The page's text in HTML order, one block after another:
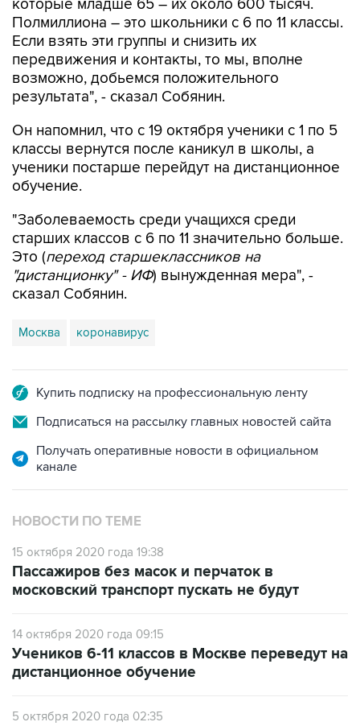
которые младше 65 – их около 600 тысяч.
Полмиллиона – это школьники с 6 по 11 классы.
Если взять эти группы и снизить их
передвижения и контакты, то мы, вполне
возможно, добьемся положительного
результата", - сказал Собянин.
Он напомнил, что с 19 октября ученики с 1 по 5
классы вернутся после каникул в школы, а
ученики постарше перейдут на дистанционное
обучение.
"Заболеваемость среди учащихся среди
старших классов с 6 по 11 значительно больше.
Это (переход старшеклассников на
"дистанционку" - ИФ) вынужденная мера", -
сказал Собянин.
Москва коронавирус
Купить подписку на профессиональную ленту
Подписаться на рассылку главных новостей сайта
Получать оперативные новости в официальном
канале
НОВОСТИ ПО ТЕМЕ
15 октября 2020 года 19:38
Пассажиров без масок и перчаток в
московский транспорт пускать не будут
14 октября 2020 года 09:15
Учеников 6-11 классов в Москве переведут на
дистанционное обучение
5 октября 2020 года 02:35